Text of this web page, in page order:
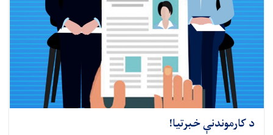
د کارموندنې خبرتیا!